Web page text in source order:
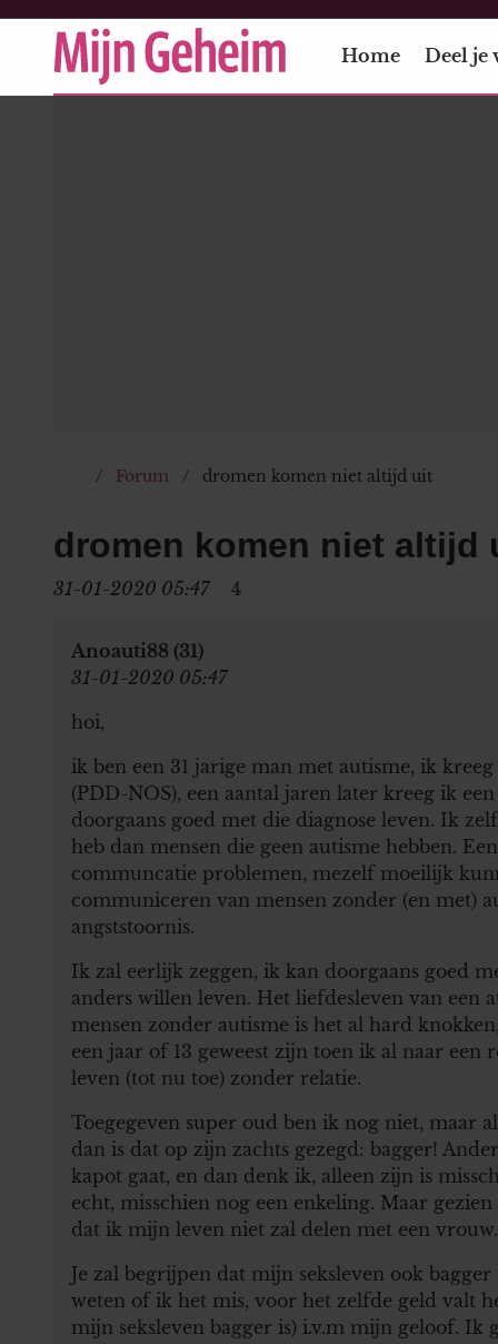
Home Deel je
Forum dromen komen niet altijd uit
dromen komen niet altijd
31-01-2020 05:47 4
Anoauti88 (31)
31-01-2020 05:47
hoi,
ik ben een 31 jarige man met autisme, ik
(PDD-NOS), een aantal jaren later kreeg ik
doorgaans goed met die diagnose leven. Ik
heb dan mensen die geen autisme hebben.
communcatie problemen, mezelf moeilijk
communiceren van mensen zonder (en met)
angststoornis.
Ik zal eerlijk zeggen, ik kan doorgaans goed
anders willen leven. Het liefdesleven van een
mensen zonder autisme is het al hard
een jaar of 13 geweest zijn toen ik al naar
leven (tot nu toe) zonder relatie.
Toegegeven super oud ben ik nog niet, maar
dan is dat op zijn zachts gezegd: bagger!
kapot gaat, en dan denk ik, alleen zijn is
echt, misschien nog een enkeling. Maar
dat ik mijn leven niet zal delen met een
Je zal begrijpen dat mijn seksleven ook
weten of ik het mis, voor het zelfde geld valt
mijn seksleven bagger is) i.v.m mijn geloof.